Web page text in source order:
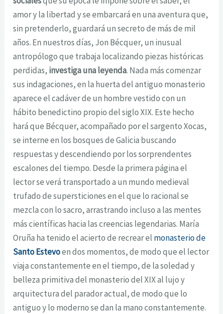
amor y la libertad y se embarcará en una aventura que,
sin pretenderlo, guardará un secreto de más de mil
años. En nuestros días, Jon Bécquer, un inusual
antropólogo que trabaja localizando piezas históricas
perdidas, investiga una leyenda. Nada más comenzar
sus indagaciones, en la huerta del antiguo monasterio
aparece el cadáver de un hombre vestido con un
hábito benedictino propio del siglo XIX. Este hecho
hará que Bécquer, acompañado por el sargento Xocas,
se interne en los bosques de Galicia buscando
respuestas y descendiendo por los sorprendentes
escalones del tiempo. Desde la primera página el
lector se verá transportado a un mundo medieval
trufado de supersticiones en el que lo racional se
mezcla con lo sacro, arrastrando incluso a las mentes
más científicas hacia las creencias legendarias. María
Oruña ha tenido el acierto de recrear el monasterio de
Santo Estevoen dos momentos, de modo que el lector
viaja constantemente en el tiempo, de la soledad y
belleza primitiva del monasterio del XIX al lujo y
arquitectura del parador actual, de modo que lo
antiguo y lo moderno se dan la mano constantemente.